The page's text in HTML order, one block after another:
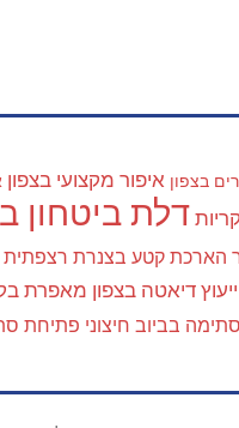
בצפון איפור מקצועי בצפון
דלת ביטחון
הארכת קטע בצנרת רצפתית
ייעוץ דיאטה בצפון מאפרת
בביוב חיצוני פתיחת